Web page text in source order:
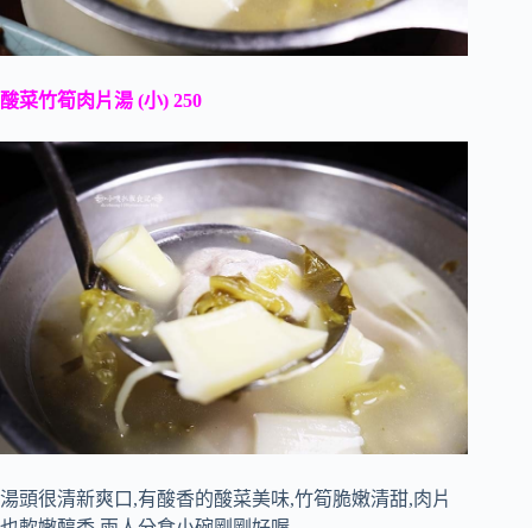
酸菜竹筍肉片湯 (小) 250
湯頭很清新爽口,有酸香的酸菜美味,竹筍脆嫩清甜,肉片